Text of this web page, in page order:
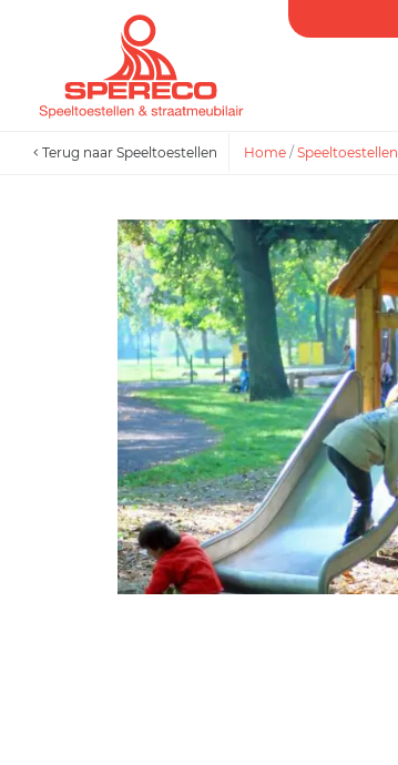
Terug naar Speeltoestellen Home / Speeltoestellen